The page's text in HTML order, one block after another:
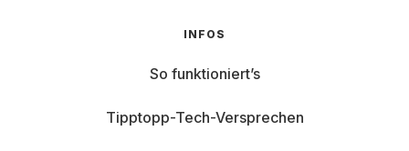
INFOS
So funktioniert’s
Tipptopp-Tech-Versprechen